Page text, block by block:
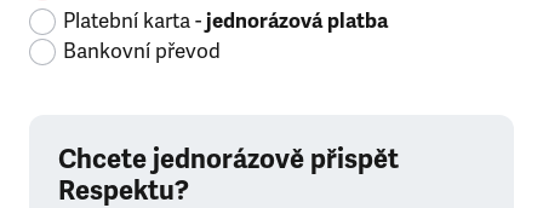
Platební karta -jednorázová platba
Bankovní převod
Chcete jednorázově přispět
Respektu?